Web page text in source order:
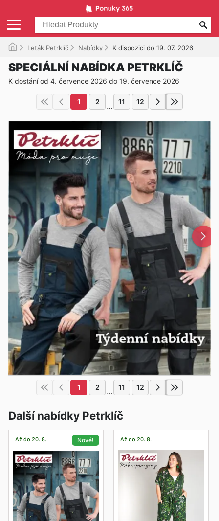
Leták Petrklíč Nabídky K dispozici do 19. 07. 2026
SPECIÁLNÍ NABÍDKA PETRKLÍČ
K dostání od 4. července 2026 do 19. července 2026
1 2 ... 11 12
1 2 ... 11 12
Další nabídky Petrklíč
Až do 20. 8. Nové! Až do 20. 8.